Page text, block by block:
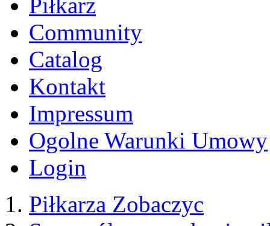
Wróć do profilu Sven Bender
Zgłoś błąd
Panskie Dane Kontaktowe
Nazwisko
Email
Dane piłkarza